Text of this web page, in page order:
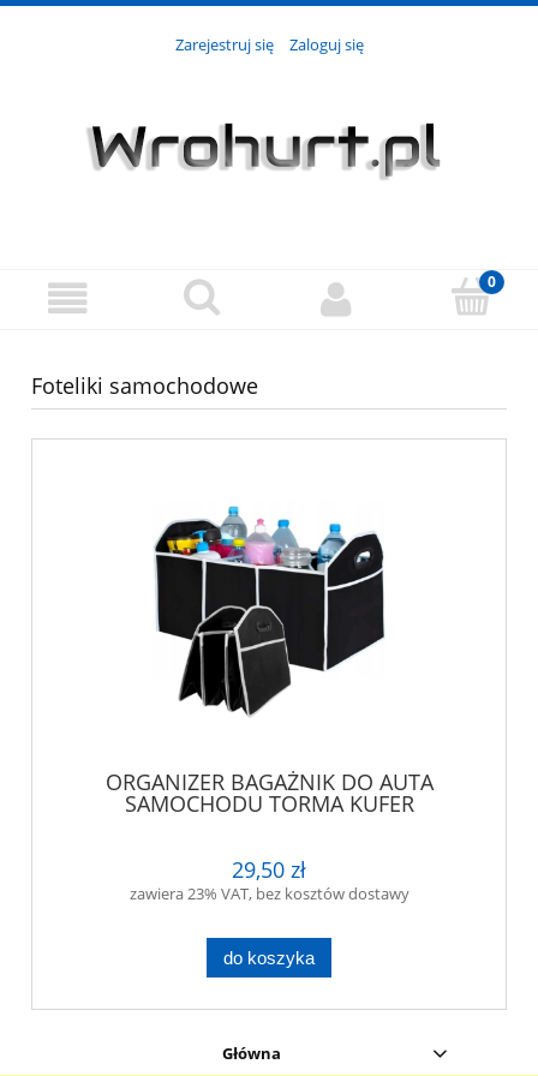
Zarejestruj się Zaloguj się
Foteliki samochodowe
ORGANIZER BAGAŻNIK DO AUTA
SAMOCHODU TORMA KUFER
29,50 zł
zawiera 23% VAT, bez kosztów dostawy
do koszyka
Główna